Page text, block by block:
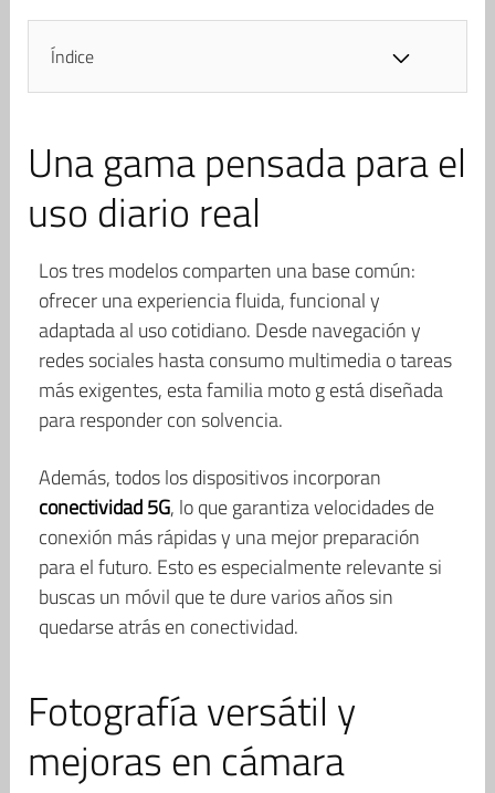
Índice
Una gama pensada para el
uso diario real
Los tres modelos comparten una base común:
ofrecer una experiencia fluida, funcional y
adaptada al uso cotidiano. Desde navegación y
redes sociales hasta consumo multimedia o tareas
más exigentes, esta familia moto g está diseñada
para responder con solvencia.
Además, todos los dispositivos incorporan
conectividad 5G, lo que garantiza velocidades de
conexión más rápidas y una mejor preparación
para el futuro. Esto es especialmente relevante si
buscas un móvil que te dure varios años sin
quedarse atrás en conectividad.
Fotografía versátil y
mejoras en cámara